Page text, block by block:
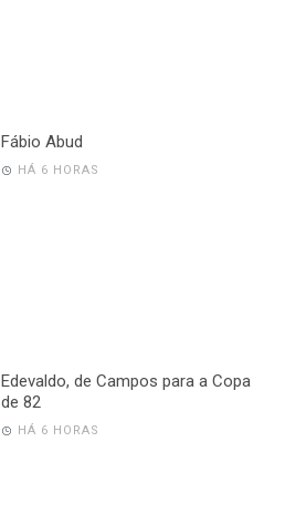
Fábio Abud
HÁ 6 HORAS
Edevaldo, de Campos para a Copa
de 82
HÁ 6 HORAS